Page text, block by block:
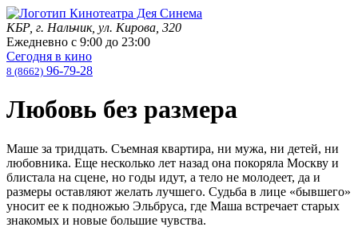
КБР, г. Нальчик, ул. Кирова, 320
Ежедневно с 9:00 до 23:00
Сегодня в кино
8 (8662) 96-79-28
Любовь без размера
Маше за тридцать. Съемная квартира, ни мужа, ни детей, ни
любовника. Еще несколько лет назад она покоряла Москву и
блистала на сцене, но годы идут, а тело не молодеет, да и
размеры оставляют желать лучшего. Судьба в лице «бывшего»
уносит ее к подножью Эльбруса, где Маша встречает старых
знакомых и новые большие чувства.